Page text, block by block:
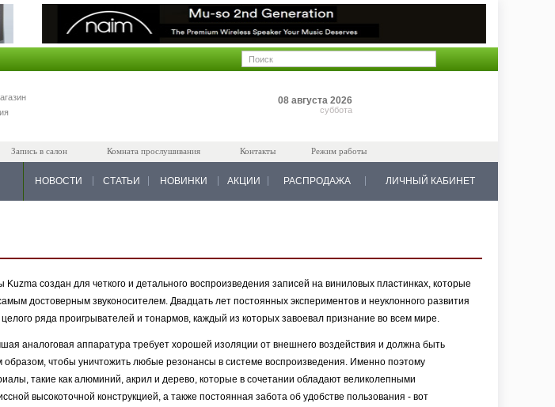
08 августа 2026
суббота
Запись в салон Комната прослушивания Контакты Режим работы
НОВОСТИ СТАТЬИ НОВИНКИ АКЦИИ РАСПРОДАЖА ЛИЧНЫЙ КАБИНЕТ
создан для четкого и детального воспроизведения записей на виниловых пластинках, которые
достоверным звуконосителем. Двадцать лет постоянных экспериментов и неуклонного развития
ряда проигрывателей и тонармов, каждый из которых завоевал признание во всем мире.
аналоговая аппаратура требует хорошей изоляции от внешнего воздействия и должна быть
образом, чтобы уничтожить любые резонансы в системе воспроизведения. Именно поэтому
такие как алюминий, акрил и дерево, которые в сочетании обладают великолепными
высокоточной конструкцией, а также постоянная забота об удобстве пользования - вот